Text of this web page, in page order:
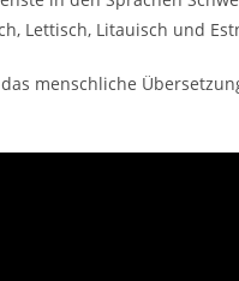
Lettisch, Litauisch und
menschliche